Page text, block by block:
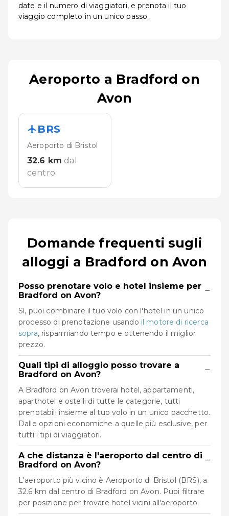
date e il numero di viaggiatori, e prenota il tuo
viaggio completo in un unico passo.
Aeroporto a Bradford on
Avon
BRS
Aeroporto di Bristol
32.6 km dal
centro
Domande frequenti sugli
alloggi a Bradford on Avon
Posso prenotare volo e hotel insieme per
Bradford on Avon?
−
Sì, puoi combinare il tuo volo con l'hotel in un unico
processo di prenotazione usando il motore di ricerca
sopra, risparmiando tempo e ottenendo il miglior
prezzo.
Quali tipi di alloggio posso trovare a
Bradford on Avon?
−
A Bradford on Avon troverai hotel, appartamenti,
aparthotel e ostelli di tutte le categorie, tutti
prenotabili insieme al tuo volo in un unico pacchetto.
Dalle opzioni economiche a quelle più esclusive, per
tutti i tipi di viaggiatori.
A che distanza è l'aeroporto dal centro di
Bradford on Avon?
−
L'aeroporto più vicino è Aeroporto di Bristol (BRS), a
32.6 km dal centro di Bradford on Avon. Puoi filtrare
per posizione per trovare hotel vicini all'aeroporto.